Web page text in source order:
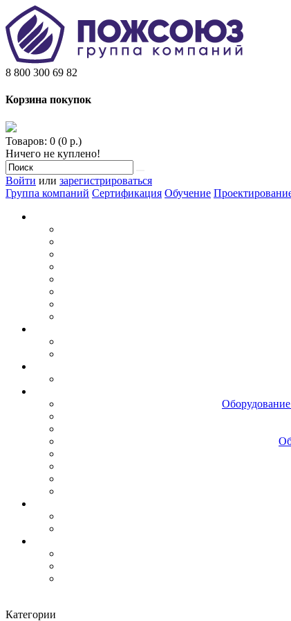
8 800 300 69 82
Корзина покупок
Товаров: 0 (0 р.)
Ничего не куплено!
Войти или зарегистрироваться
Группа компаний Сертификация Обучение
Категории